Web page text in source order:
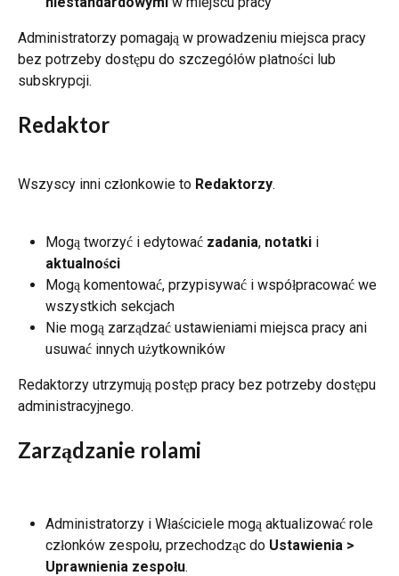
Administratorzy pomagają w prowadzeniu miejsca pracy
bez potrzeby dostępu do szczegółów płatności lub
subskrypcji.
Redaktor
Wszyscy inni członkowie to Redaktorzy.
Mogą tworzyć i edytować zadania, notatki i
aktualności
Mogą komentować, przypisywać i współpracować we
wszystkich sekcjach
Nie mogą zarządzać ustawieniami miejsca pracy ani
usuwać innych użytkowników
Redaktorzy utrzymują postęp pracy bez potrzeby dostępu
administracyjnego.
Zarządzanie rolami
Administratorzy i Właściciele mogą aktualizować role
członków zespołu, przechodząc do Ustawienia >
Uprawnienia zespołu.